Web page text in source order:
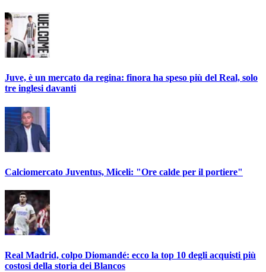
Juve, è un mercato da regina: finora ha speso più del Real, solo
tre inglesi davanti
Calciomercato Juventus, Miceli: "Ore calde per il portiere"
Real Madrid, colpo Diomandé: ecco la top 10 degli acquisti più
costosi della storia dei Blancos